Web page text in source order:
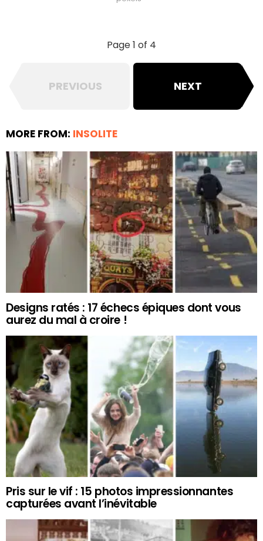
Page 1 of 4
PREVIOUS NEXT
MORE FROM: INSOLITE
Designs ratés : 17 échecs épiques dont vous
aurez du mal à croire !
Pris sur le vif : 15 photos impressionnantes
capturées avant l’inévitable